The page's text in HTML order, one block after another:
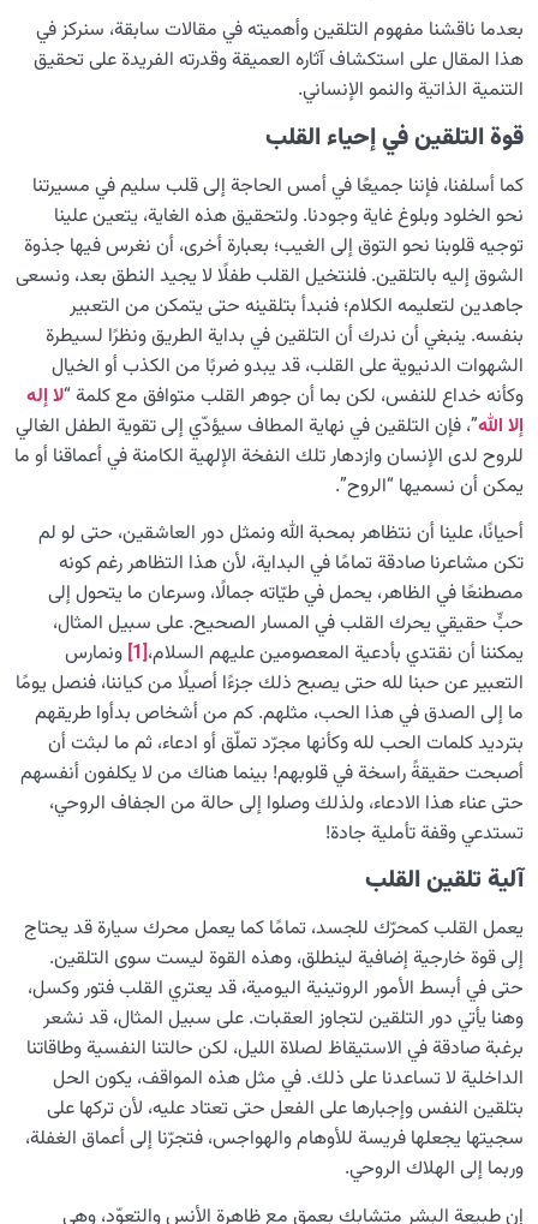
معرفة الجنة والنار 0/22
النظرة الأبدية والاستعداد للآخرة
من الخيال إلى سلامة القلب
الإنسان محور الخلق 0/9
رؤية عالم الغيب 0/9
بعدما ناقشنا مفهوم التلقين وأهميته في مقالات سابقة، سنركز في
هذا المقال على استكشاف آثاره العميقة وقدرته الفريدة على تحقيق
التنمية الذاتية والنمو الإنساني.
قوة التلقين في إحياء القلب
كما أسلفنا، فإننا جميعًا في أمس الحاجة إلى قلب سليم في مسيرتنا
نحو الخلود وبلوغ غاية وجودنا. ولتحقيق هذه الغاية، يتعين علينا
توجيه قلوبنا نحو التوق إلى الغيب؛ بعبارة أخرى، أن نغرس فيها جذوة
الشوق إليه بالتلقين. فلنتخيل القلب طفلًا لا يجيد النطق بعد، ونسعى
جاهدين لتعليمه الكلام؛ فنبدأ بتلقينه حتى يتمكن من التعبير
بنفسه. ينبغي أن ندرك أن التلقين في بداية الطريق ونظرًا لسيطرة
الشهوات الدنيوية على القلب، قد يبدو ضربًا من الكذب أو الخيال
وكأنه خداع للنفس، لكن بما أن جوهر القلب متوافق مع كلمة “لا إله
إلا الله”، فإن التلقين في نهاية المطاف سيؤدّي إلى تقوية الطفل الغالي
للروح لدى الإنسان وازدهار تلك النفخة الإلهية الكامنة في أعماقنا أو ما
يمكن أن نسميها “الروح”.
أحيانًا، علينا أن نتظاهر بمحبة الله ونمثل دور العاشقين، حتى لو لم
تكن مشاعرنا صادقة تمامًا في البداية، لأن هذا التظاهر رغم كونه
مصطنعًا في الظاهر، يحمل في طيّاته جمالًا، وسرعان ما يتحول إلى
حبٍّ حقيقي يحرك القلب في المسار الصحيح. على سبيل المثال،
يمكننا أن نقتدي بأدعية المعصومين عليهم السلام،[1]
ونمارس
التعبير عن حبنا لله حتى يصبح ذلك جزءًا أصيلًا من كياننا، فنصل يومًا
ما إلى الصدق في هذا الحب، مثلهم. كم من أشخاص بدأوا طريقهم
بترديد كلمات الحب لله وكأنها مجرّد تملّق أو ادعاء، ثم ما لبثت أن
أصبحت حقيقةً راسخة في قلوبهم! بينما هناك من لا يكلفون أنفسهم
حتى عناء هذا الادعاء، ولذلك وصلوا إلى حالة من الجفاف الروحي،
تستدعي وقفة تأملية جادة!
آلية تلقين القلب
يعمل القلب كمحرّك للجسد، تمامًا كما يعمل محرك سيارة قد يحتاج
إلى قوة خارجية إضافية لينطلق، وهذه القوة ليست سوى التلقين.
حتى في أبسط الأمور الروتينية اليومية، قد يعتري القلب فتور وكسل،
وهنا يأتي دور التلقين لتجاوز العقبات. على سبيل المثال، قد نشعر
برغبة صادقة في الاستيقاظ لصلاة الليل، لكن حالتنا النفسية وطاقاتنا
الداخلية لا تساعدنا على ذلك. في مثل هذه المواقف، يكون الحل
بتلقين النفس وإجبارها على الفعل حتى تعتاد عليه، لأن تركها على
سجيتها يجعلها فريسة للأوهام والهواجس، فتجرّنا إلى أعماق الغفلة،
وربما إلى الهلاك الروحي.
إن طبيعة البشر متشابك بعمق مع ظاهرة الأنس والتعوّد، وهي